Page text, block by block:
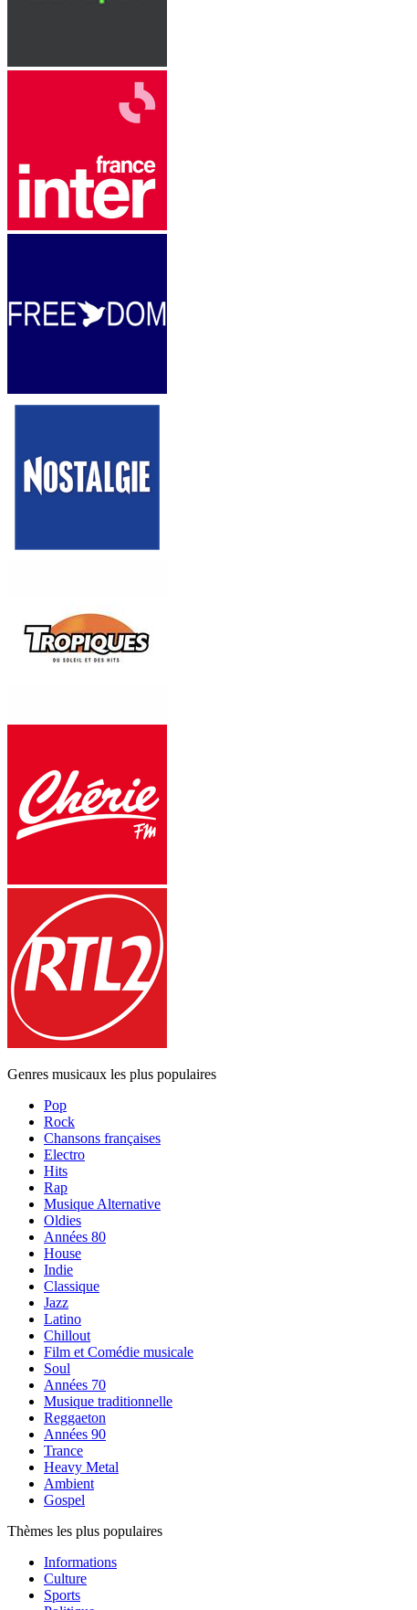
Genres musicaux les plus populaires
Pop
Rock
Chansons françaises
Electro
Hits
Rap
Musique Alternative
Oldies
Années 80
House
Indie
Classique
Jazz
Latino
Chillout
Film et Comédie musicale
Soul
Années 70
Musique traditionnelle
Reggaeton
Années 90
Trance
Heavy Metal
Ambient
Gospel
Thèmes les plus populaires
Informations
Culture
Sports